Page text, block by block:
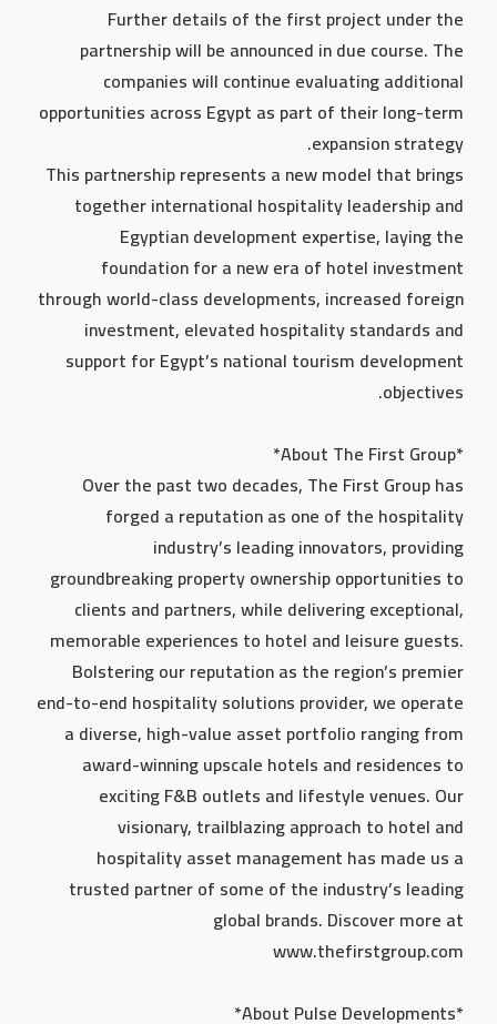
Further details of the first project under the
partnership will be announced in due course. The
companies will continue evaluating additional
opportunities across Egypt as part of their long-term
expansion strategy.
This partnership represents a new model that brings
together international hospitality leadership and
Egyptian development expertise, laying the
foundation for a new era of hotel investment
through world-class developments, increased foreign
investment, elevated hospitality standards and
support for Egypt’s national tourism development
objectives.
*About The First Group*
Over the past two decades, The First Group has
forged a reputation as one of the hospitality
industry’s leading innovators, providing
groundbreaking property ownership opportunities to
clients and partners, while delivering exceptional,
memorable experiences to hotel and leisure guests.
Bolstering our reputation as the region’s premier
end-to-end hospitality solutions provider, we operate
a diverse, high-value asset portfolio ranging from
award-winning upscale hotels and residences to
exciting F&B outlets and lifestyle venues. Our
visionary, trailblazing approach to hotel and
hospitality asset management has made us a
trusted partner of some of the industry’s leading
global brands. Discover more at
www.thefirstgroup.com
*About Pulse Developments*